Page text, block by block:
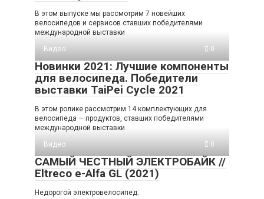
В этом выпуске мы рассмотрим 7 новейших
велосипедов и сервисов ставших победителями
международной выставки
Видео
0
Новинки 2021: Лучшие компоненты
для велосипеда. Победители
выставки TaiPei Cycle 2021
В этом ролике рассмотрим 14 комплектующих для
велосипеда — продуктов, ставших победителями
международной выставки
Видео
0
САМЫЙ ЧЕСТНЫЙ ЭЛЕКТРОБАЙК //
Eltreco e-Alfa GL (2021)
Недорогой электровелосипед.